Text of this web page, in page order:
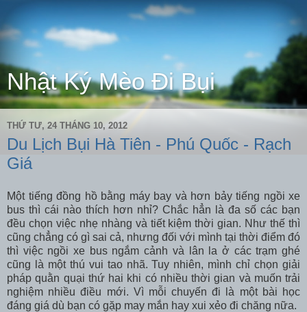
Nhật Ký Mèo Đi Bụi
THỨ TƯ, 24 THÁNG 10, 2012
Du Lịch Bụi Hà Tiên - Phú Quốc - Rạch
Giá
Một tiếng đồng hồ bằng máy bay và hơn bảy tiếng ngồi xe
bus thì cái nào thích hơn nhỉ? Chắc hẳn là đa số các bạn
đều chọn việc nhẹ nhàng và tiết kiệm thời gian. Như thế thì
cũng chẳng có gì sai cả, nhưng đối với mình tại thời điểm đó
thì việc ngồi xe bus ngắm cảnh và lân la ở các trạm ghé
cũng là một thú vui tao nhã. Tuy nhiên, mình chỉ chọn giải
pháp quằn quại thứ hai khi có nhiều thời gian và muốn trải
nghiệm nhiều điều mới. Vì mỗi chuyến đi là một bài học
đáng giá dù bạn có gặp may mắn hay xui xẻo đi chăng nữa.